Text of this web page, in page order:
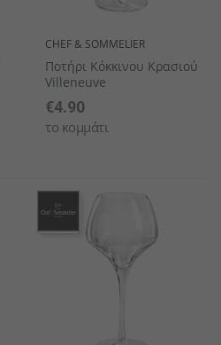
CHEF & SOMMELIER
Ποτήρι Κόκκινου Κρασιού
Villeneuve
€4.90
το κομμάτι